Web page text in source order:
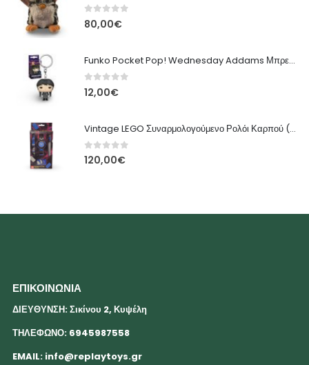
0 out of 5
80,00€
Funko Pocket Pop! Wednesday Addams Μπρελόκ - Αποκλειστικό - 4cm
0out of 5
12,00€
Vintage LEGO Συναρμολογούμενο Ρολόι Καρπού (Blue Space Έκδοση)
0out of 5
120,00€
ΕΠΙΚΟΙΝΩΝΙΑ
ΔΙΕΥΘΥΝΣΗ: Σικίνου 2, Κυψέλη
ΤΗΛΕΦΩΝΟ: 6945987558
EMAIL: info@replaytoys.gr